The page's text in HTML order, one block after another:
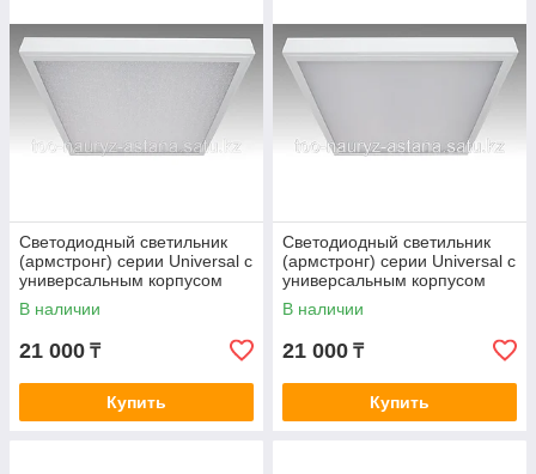
Светодиодный светильник
(армстронг) серии Universal c
универсальным корпусом
CSVT Universal - 30/ice
В наличии
21 000 ₸
Купить
Светодиодный светильник
(армстронг) серии Universal c
универсальным корпусом
CSVT Universal- 38/opal
В наличии
21 000 ₸
Купить